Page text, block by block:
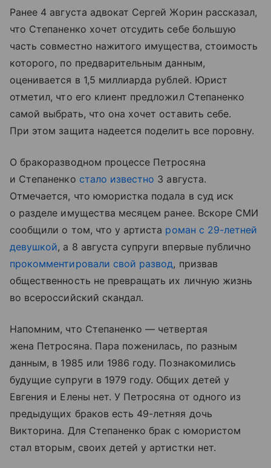
Ранее 4 августа адвокат Сергей Жорин рассказал,
что Степаненко хочет отсудить себе большую
часть совместно нажитого имущества, стоимость
которого, по предварительным данным,
оценивается в 1,5 миллиарда рублей. Юрист
отметил, что его клиент предложил Степаненко
самой выбрать, что она хочет оставить себе.
При этом защита надеется поделить все поровну.
О бракоразводном процессе Петросяна
и Степаненко стало известно 3 августа.
Отмечается, что юмористка подала в суд иск
о разделе имущества месяцем ранее. Вскоре СМИ
сообщили о том, что у артиста роман с 29-летней
девушкой, а 8 августа супруги впервые публично
прокомментировали свой развод, призвав
общественность не превращать их личную жизнь
во всероссийский скандал.
Напомним, что Степаненко — четвертая
жена Петросяна. Пара поженилась, по разным
данным, в 1985 или 1986 году. Познакомились
будущие супруги в 1979 году. Общих детей у
Евгения и Елены нет. У Петросяна от одного из
предыдущих браков есть 49-летняя дочь
Викторина. Для Степаненко брак с юмористом
стал вторым, своих детей у артистки нет.